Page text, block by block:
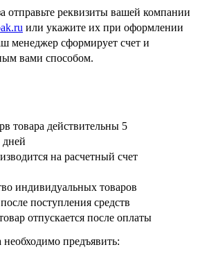
отправьте реквизиты вашей компании
или укажите их при оформлении
менеджер сформирует счет и
вами способом.
товара действительны 5
дней
на расчетный счет
индивидуальных товаров
поступления средств
отпускается после оплаты
предъявить: